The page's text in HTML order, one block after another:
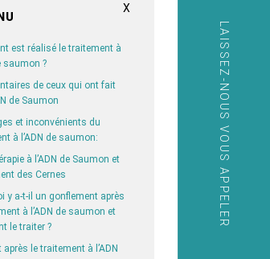
LAISSEZ-NOUS VOUS APPELER
X
est réalisé le traitement à
saumon ?
de ceux qui ont fait
de Saumon
et inconvénients du
à l’ADN de saumon:
à l’ADN de Saumon et
des Cernes
y a-t-il un gonflement après
à l’ADN de saumon et
le traiter ?
après le traitement à l’ADN